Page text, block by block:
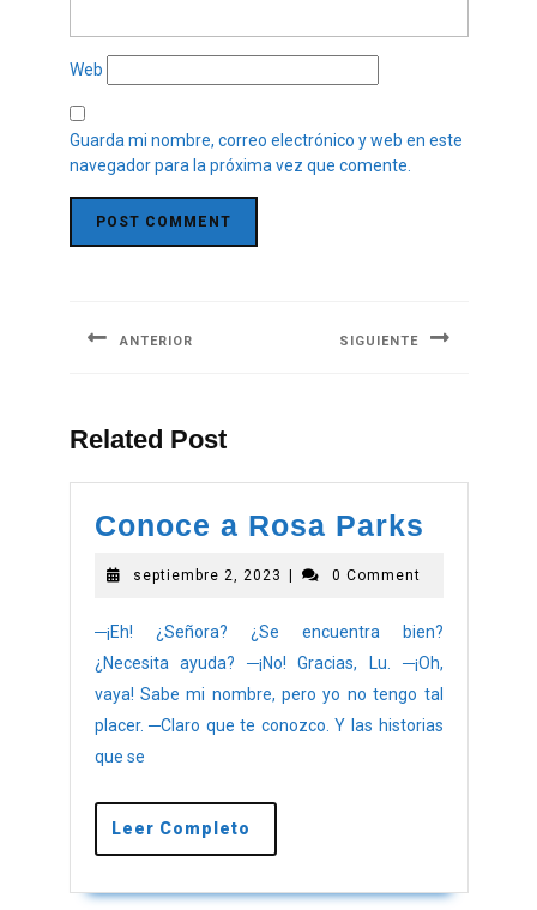
Web
Guarda mi nombre, correo electrónico y web en este
navegador para la próxima vez que comente.
ANTERIOR SIGUIENTE
Related Post
Conoce a Rosa Parks
septiembre 2, 2023 | 0 Comment
─¡Eh! ¿Señora? ¿Se encuentra bien?
¿Necesita ayuda? ─¡No! Gracias, Lu. ─¡Oh,
vaya! Sabe mi nombre, pero yo no tengo tal
placer. ─Claro que te conozco. Y las historias
que se
Leer Completo